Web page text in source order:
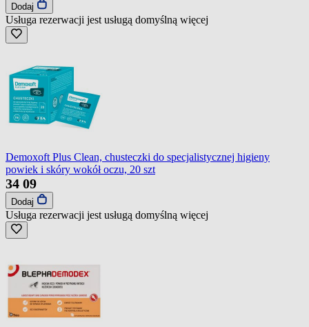
Dodaj
Usługa rezerwacji jest usługą domyślną więcej
Demoxoft Plus Clean, chusteczki do specjalistycznej higieny
powiek i skóry wokół oczu, 20 szt
34 09
Dodaj
Usługa rezerwacji jest usługą domyślną więcej